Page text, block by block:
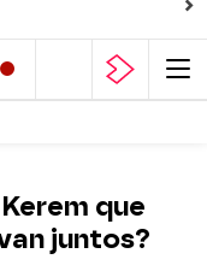
que
juntos?